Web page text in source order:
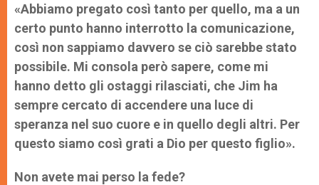
«Abbiamo pregato così tanto per quello, ma a un
certo punto hanno interrotto la comunicazione,
così non sappiamo davvero se ciò sarebbe stato
possibile. Mi consola però sapere, come mi
hanno detto gli ostaggi rilasciati, che Jim ha
sempre cercato di accendere una luce di
speranza nel suo cuore e in quello degli altri. Per
questo siamo così grati a Dio per questo figlio».
Non avete mai perso la fede?